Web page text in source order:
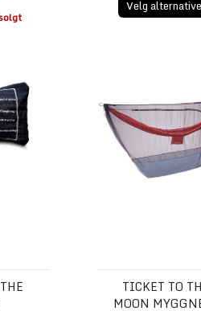
Velg
TICKET TO
MOON